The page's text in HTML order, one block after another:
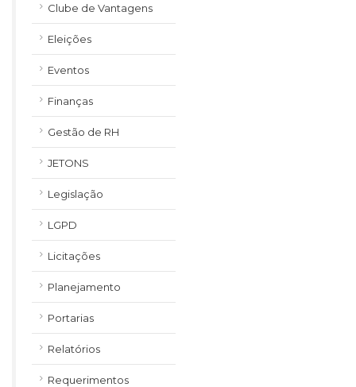
Clube de Vantagens
Eleições
Eventos
Finanças
Gestão de RH
JETONS
Legislação
LGPD
Licitações
Planejamento
Portarias
Relatórios
Requerimentos